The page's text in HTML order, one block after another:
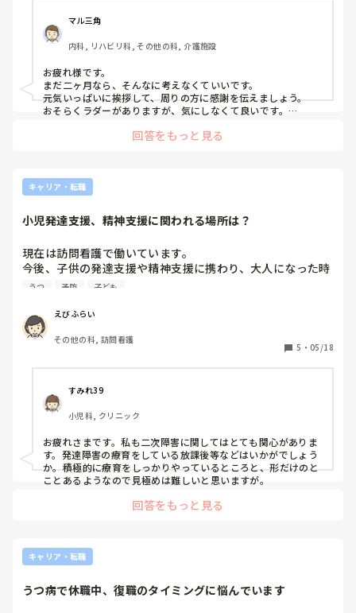
* オペ迎えや申し送りで何を聞けばいいかわからない
* 電話対応が苦手
* メモをたくさん取るけど整理できない
* 報告や質問のタイミングがわからない
* 自信がなくて声が小さくなる
② 指導者・先輩との関係
* 怖い先輩と勤務が被ると出勤前から憂うつになる
* 陰で悪く言われていないか不安になる
* 先輩によって言うことが違って混乱する
③ 自分への自信のなさ
* ミスをすると必要以上に引きずる
* 「ちゃんとできているのかな」と不安になる
* 周りと比べてしまう
マル三角
内科, リハビリ科, その他の科, 介護施設
お疲れ様です。
まだ二ヶ月なら、そんなに考えなくていいです。
元気いっぱいに挨拶して、周りの方に感謝を伝えましょう。
おそらくラダーがありますが、気にしなくて良いです。
もし、仕事行きたくないなら診断してもらって休みましょう。
回答をもっと見る
キャリア・転職
小児発達支援、精神支援に関われる場所は？
現在は訪問看護で働いています。
今後、子供の発達支援や精神支援に携わり、大人になった時
に生きづらさを感じにくくなりうつ病などの予防に繋げれた
看護師が活かせる職場、働き方知ってみえるかた教えて欲し
いです。
うつ 予防 子ども
えびふらい
その他の科, 訪問看護
5 ・ 05/18
すみれ39
小児科, クリニック
お疲れさまです。私も二次障害に関してはとても関心がありま
す。発達障害の療育をしている放課後等などはいかがでしょう
か。積極的に療育をしっかりやっているところと、形だけのと
ことあるようなので見極めは難しいと思いますが。
回答をもっと見る
キャリア・転職
うつ病で休職中、復職のタイミングに悩んでいます